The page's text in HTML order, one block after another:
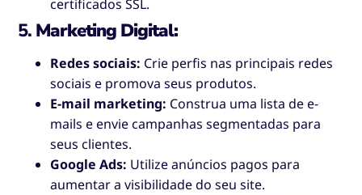
certificados SSL.
5. Marketing Digital:
Redes sociais: Crie perfis nas principais redes
sociais e promova seus produtos.
E-mail marketing: Construa uma lista de e-
mails e envie campanhas segmentadas para
seus clientes.
Google Ads: Utilize anúncios pagos para
aumentar a visibilidade do seu site.